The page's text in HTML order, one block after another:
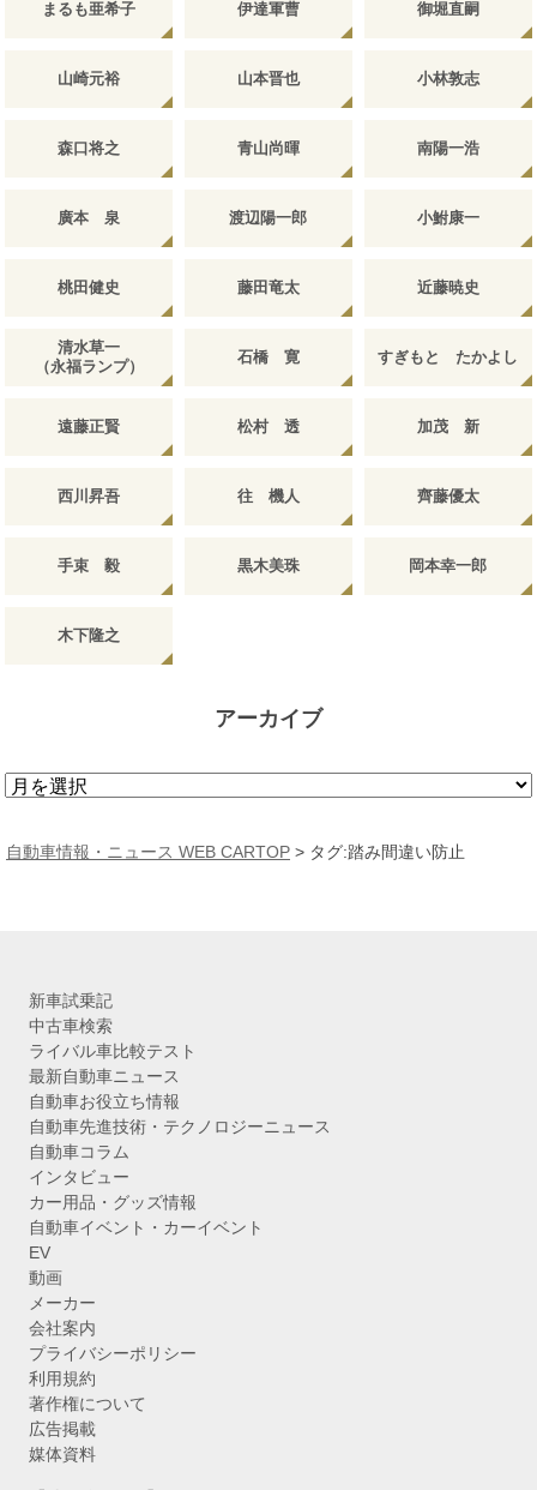
まるも亜希子 伊達軍曹 御堀直嗣
山崎元裕 山本晋也 小林敦志
森口将之 青山尚暉 南陽一浩
廣本 泉 渡辺陽一郎 小鮒康一
桃田健史 藤田竜太 近藤暁史
清水草一
（永福ランプ）
石橋 寛 すぎもと たかよし
遠藤正賢 松村 透 加茂 新
西川昇吾 往 機人 齊藤優太
手束 毅 黒木美珠 岡本幸一郎
木下隆之
アーカイブ
ア
カ
自動車情報・ニュース WEB CARTOP > タグ:踏み間違い防止
新車試乗記
中古車検索
ライバル車比較テスト
最新自動車ニュース
自動車お役立ち情報
自動車先進技術・テクノロジーニュース
自動車コラム
インタビュー
カー用品・グッズ情報
自動車イベント・カーイベント
EV
動画
メーカー
会社案内
プライバシーポリシー
利用規約
著作権について
広告掲載
媒体資料